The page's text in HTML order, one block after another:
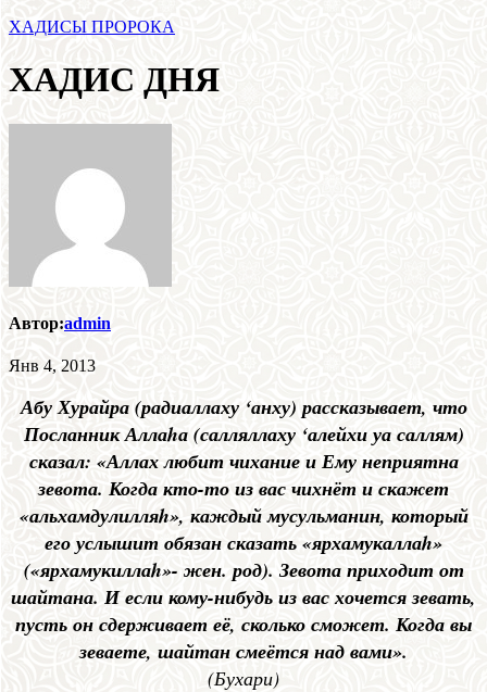
ХАДИСЫ ПРОРОКА
ХАДИС ДНЯ
Автор:admin
Янв 4, 2013
Абу Хурайра (радиаллаху ‘анху) рассказывает, что
Посланник Аллаhа (салляллаху ‘алейхи уа саллям)
сказал: «Аллах любит чихание и Ему неприятна
зевота. Когда кто-то из вас чихнёт и скажет
«альхамдулилляh», каждый мусульманин, который
его услышит обязан сказать «ярхамукаллаh»
(«ярхамукиллаh»- жен. род). Зевота приходит от
шайтана. И если кому-нибудь из вас хочется зевать,
пусть он сдерживает её, сколько сможет. Когда вы
зеваете, шайтан смеётся над вами».
(Бухари)